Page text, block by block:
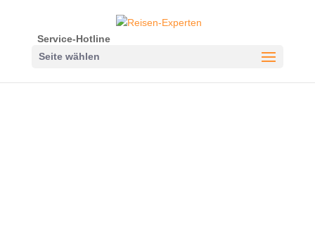
Service-Hotline
Seite wählen